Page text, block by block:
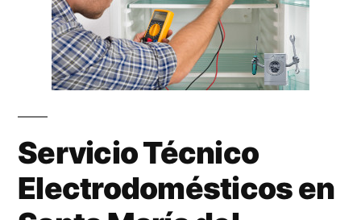
Servicio Técnico
Electrodomésticos en